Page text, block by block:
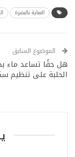
العناية بالبشرة
الموضوع السابق
هل حقًا تساعد ماء
الحلبة على تنظيم